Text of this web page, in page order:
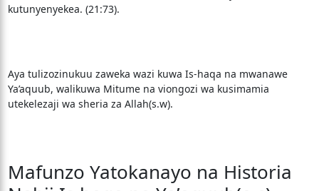
kutunyenyekea. (21:73).
Aya tulizozinukuu zaweka wazi kuwa Is-haqa na mwanawe
Ya’aquub, walikuwa Mitume na viongozi wa kusimamia
utekelezaji wa sheria za Allah(s.w).
Mafunzo Yatokanayo na Historia